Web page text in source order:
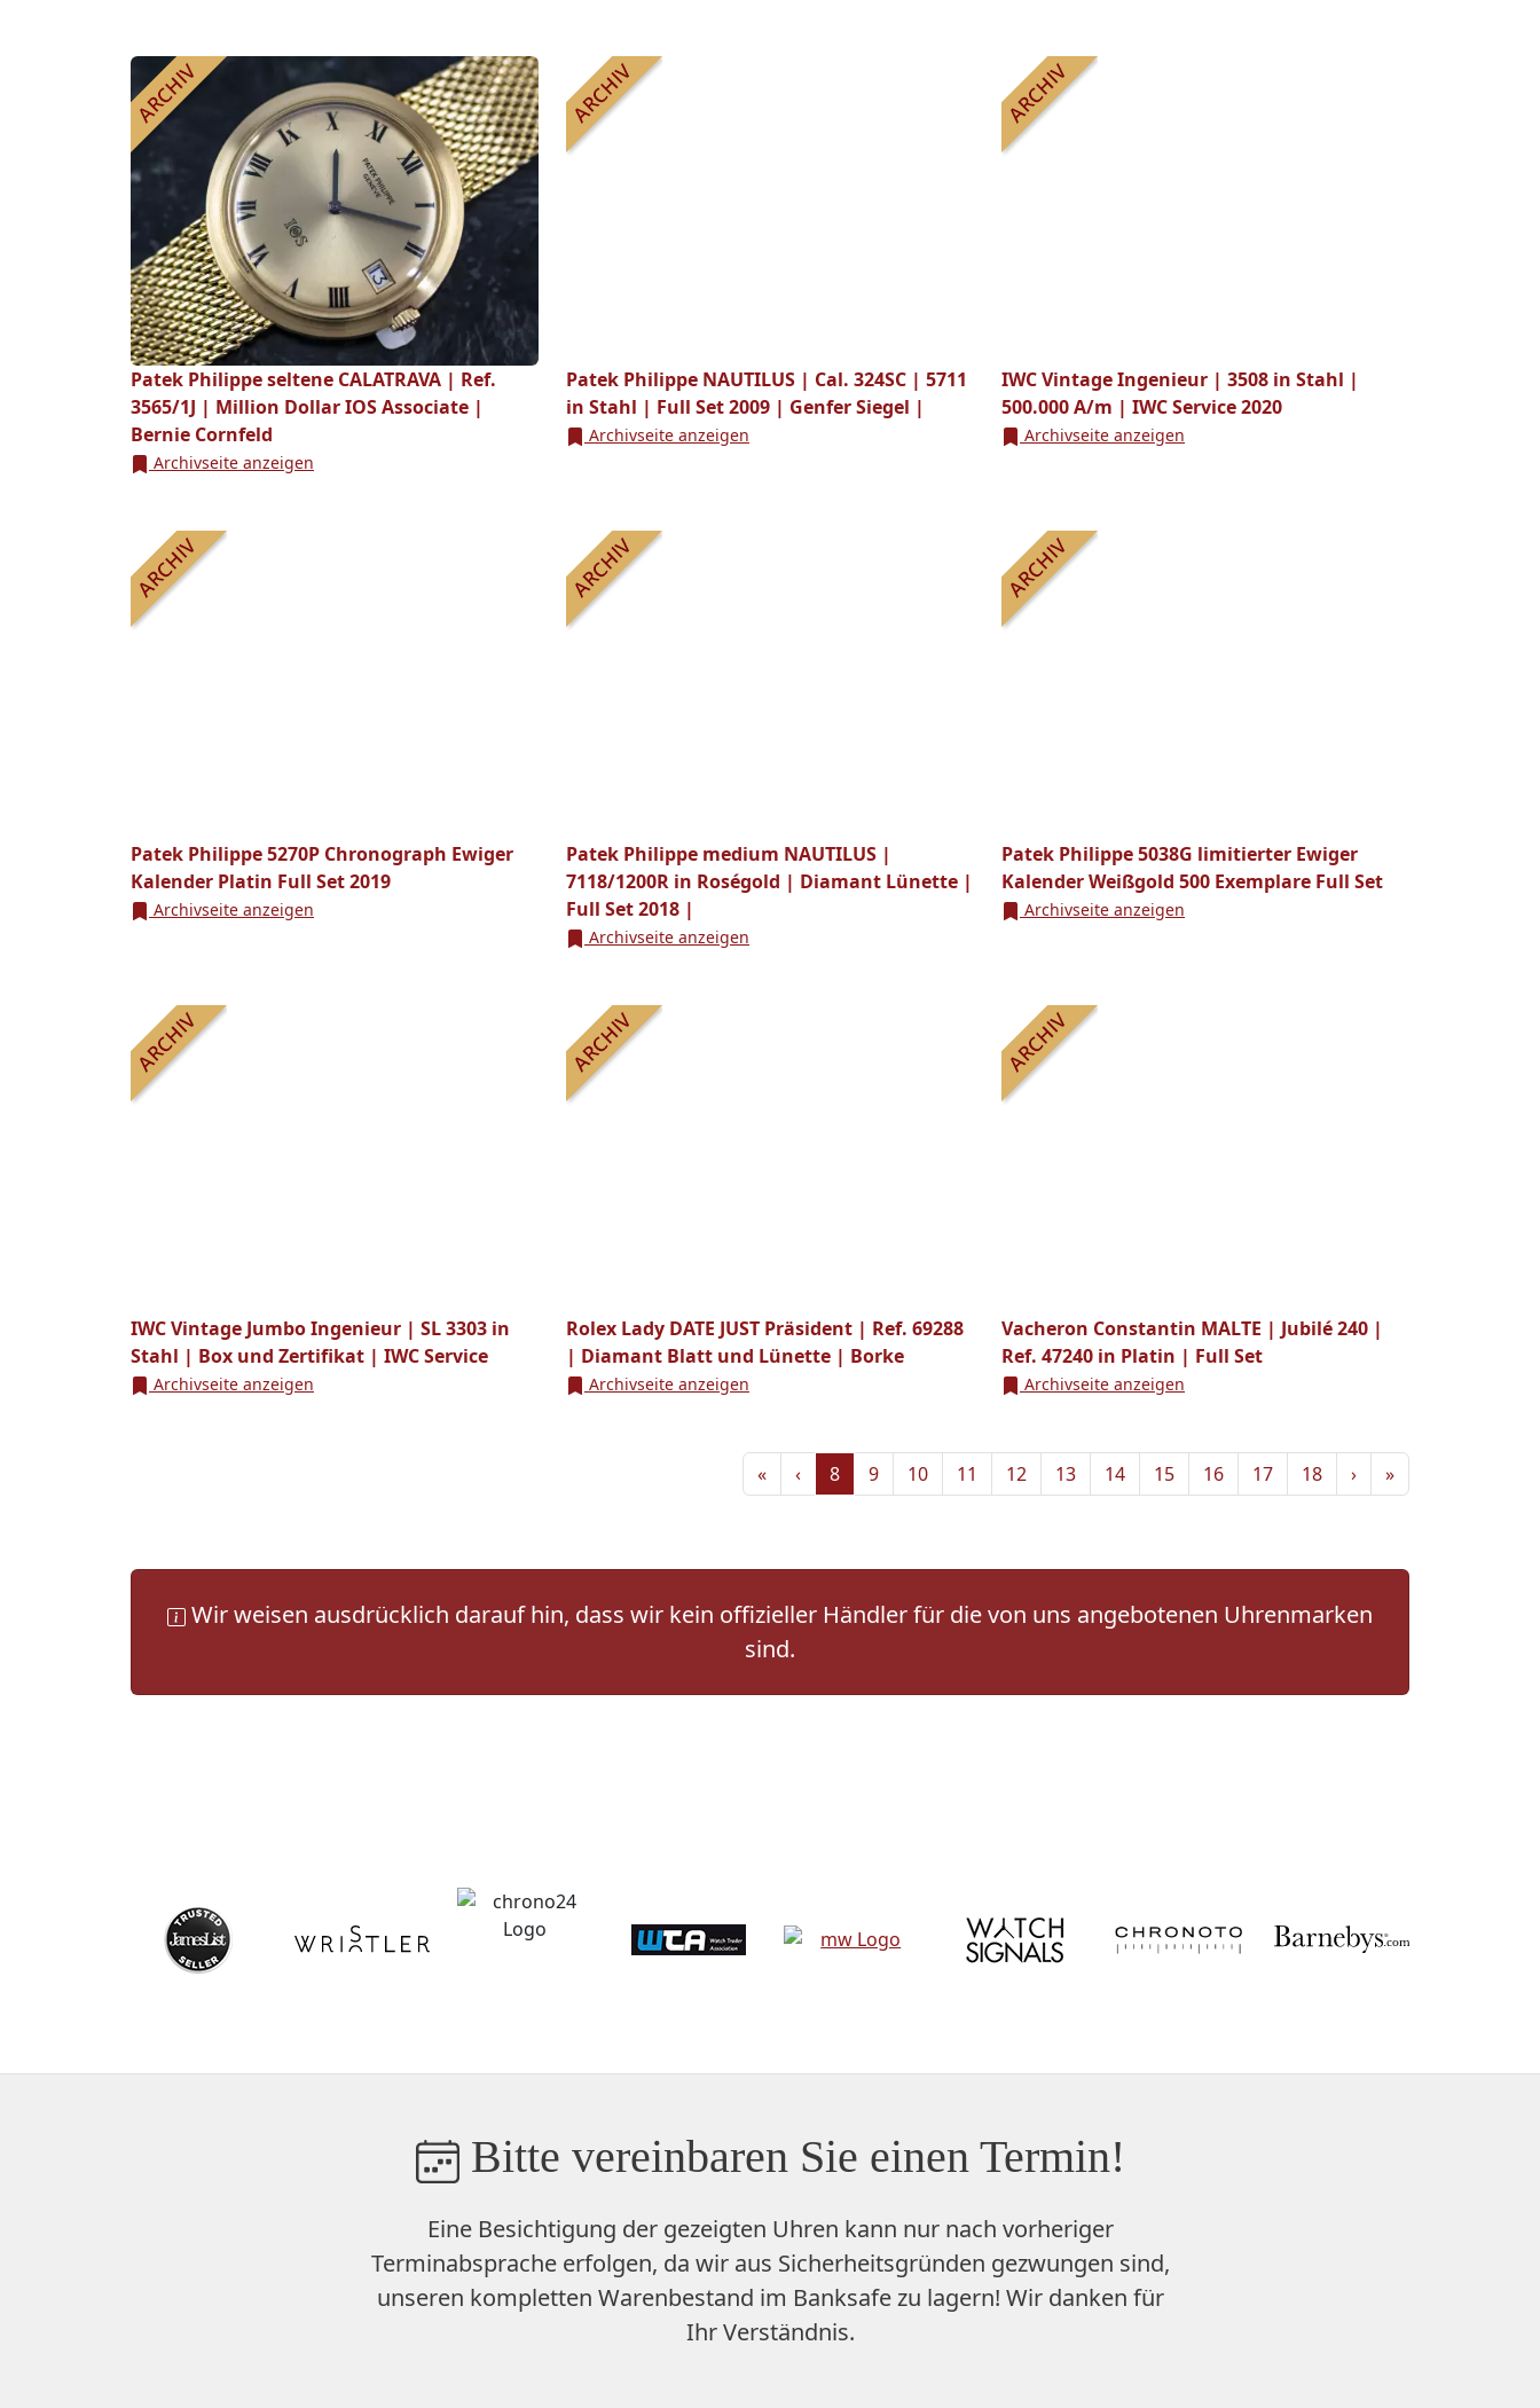
Patek Philippe seltene CALATRAVA | Ref.
3565/1J | Million Dollar IOS Associate |
Bernie Cornfeld
Archivseite anzeigen
Patek Philippe NAUTILUS | Cal. 324SC | 5711
in Stahl | Full Set 2009 | Genfer Siegel |
Archivseite anzeigen
IWC Vintage Ingenieur | 3508 in Stahl |
500.000 A/m | IWC Service 2020
Archivseite anzeigen
Patek Philippe 5270P Chronograph Ewiger
Kalender Platin Full Set 2019
Archivseite anzeigen
Patek Philippe medium NAUTILUS |
7118/1200R in Roségold | Diamant Lünette |
Full Set 2018 |
Archivseite anzeigen
Patek Philippe 5038G limitierter Ewiger
Kalender Weißgold 500 Exemplare Full Set
Archivseite anzeigen
IWC Vintage Jumbo Ingenieur | SL 3303 in
Stahl | Box und Zertifikat | IWC Service
Archivseite anzeigen
Rolex Lady DATE JUST Präsident | Ref. 69288
| Diamant Blatt und Lünette | Borke
Archivseite anzeigen
Vacheron Constantin MALTE | Jubilé 240 |
Ref. 47240 in Platin | Full Set
Archivseite anzeigen
« ‹ 8 9 10 11 12 13 14 15 16 17 18 › »
Wir weisen ausdrücklich darauf hin, dass wir kein offizieller Händler für die von uns angebotenen Uhrenmarken
sind.
Bitte vereinbaren Sie einen Termin!
Eine Besichtigung der gezeigten Uhren kann nur nach vorheriger
Terminabsprache erfolgen, da wir aus Sicherheitsgründen gezwungen sind,
unseren kompletten Warenbestand im Banksafe zu lagern! Wir danken für
Ihr Verständnis.